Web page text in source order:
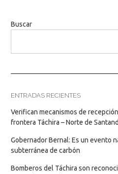
Buscar
ENTRADAS RECIENTES
Verifican mecanismos de
frontera Táchira – Norte de
Gobernador Bernal: Es un evento
subterránea de carbón
Bomberos del Táchira son